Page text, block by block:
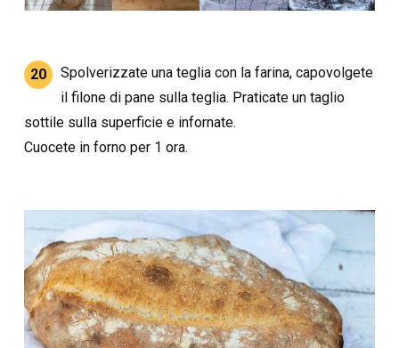
20
Spolverizzate una teglia con la farina, capovolgete
il filone di pane sulla teglia. Praticate un taglio
sottile sulla superficie e infornate.
Cuocete in forno per 1 ora.